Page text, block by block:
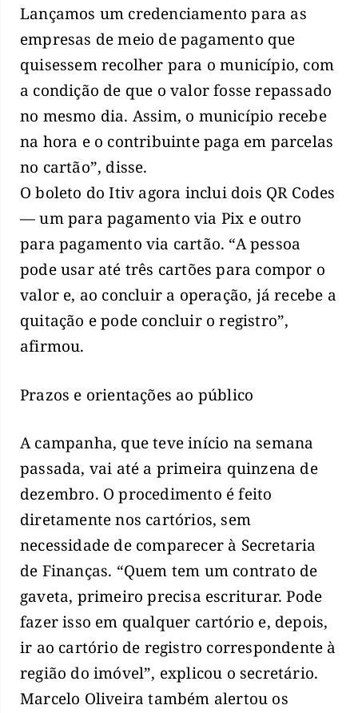
Lançamos um credenciamento para as
empresas de meio de pagamento que
quisessem recolher para o município, com
a condição de que o valor fosse repassado
no mesmo dia. Assim, o município recebe
na hora e o contribuinte paga em parcelas
no cartão”, disse.
O boleto do Itiv agora inclui dois QR Codes
— um para pagamento via Pix e outro
para pagamento via cartão. “A pessoa
pode usar até três cartões para compor o
valor e, ao concluir a operação, já recebe a
quitação e pode concluir o registro”,
afirmou.
Prazos e orientações ao público
A campanha, que teve início na semana
passada, vai até a primeira quinzena de
dezembro. O procedimento é feito
diretamente nos cartórios, sem
necessidade de comparecer à Secretaria
de Finanças. “Quem tem um contrato de
gaveta, primeiro precisa escriturar. Pode
fazer isso em qualquer cartório e, depois,
ir ao cartório de registro correspondente à
região do imóvel”, explicou o secretário.
Marcelo Oliveira também alertou os